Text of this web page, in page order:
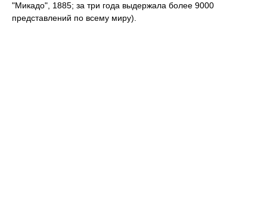
"Микадо", 1885; за три года выдержала более 9000
представлений по всему миру).